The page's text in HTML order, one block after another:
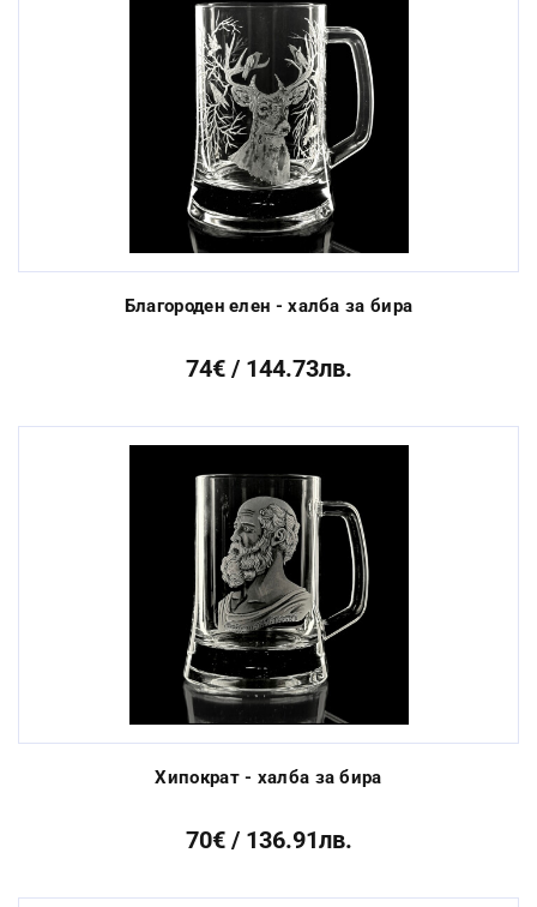
Благороден елен - халба за бира
74€ / 144.73лв.
Хипократ - халба за бира
70€ / 136.91лв.